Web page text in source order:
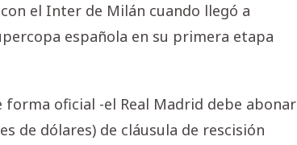
el Inter de Milán cuando llegó a
española en su primera etapa
oficial -el Real Madrid debe abonar
de dólares) de cláusula de rescisión